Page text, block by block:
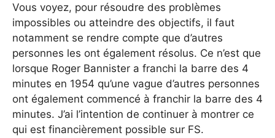
Vous voyez, pour résoudre des problèmes
impossibles ou atteindre des objectifs, il faut
notamment se rendre compte que d’autres
personnes les ont également résolus. Ce n’est que
lorsque Roger Bannister a franchi la barre des 4
minutes en 1954 qu’une vague d’autres personnes
ont également commencé à franchir la barre des 4
minutes. J’ai l’intention de continuer à montrer ce
qui est financièrement possible sur FS.